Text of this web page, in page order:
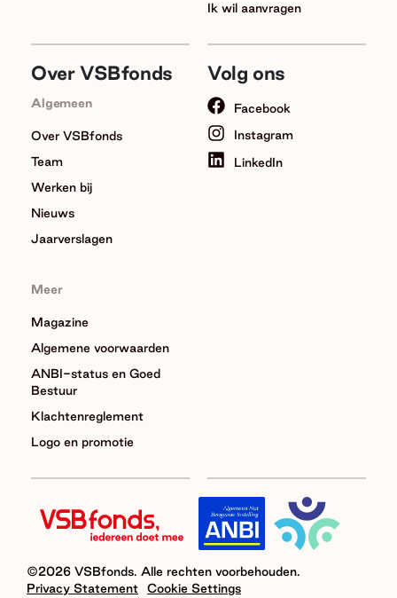
Ik wil aanvragen
Over VSBfonds
Algemeen
Over VSBfonds
Team
Werken bij
Nieuws
Jaarverslagen
Meer
Magazine
Algemene voorwaarden
ANBI-status en Goed
Bestuur
Klachtenreglement
Logo en promotie
Volg ons
Facebook
Instagram
LinkedIn
©2026 VSBfonds. Alle rechten voorbehouden.
Privacy Statement
Cookie Settings